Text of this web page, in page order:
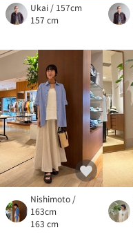
Ukai / 157cm
157 cm
Nishimoto /
163cm
163 cm